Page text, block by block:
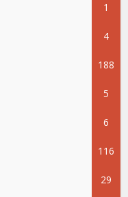
1
4
188
5
6
116
29